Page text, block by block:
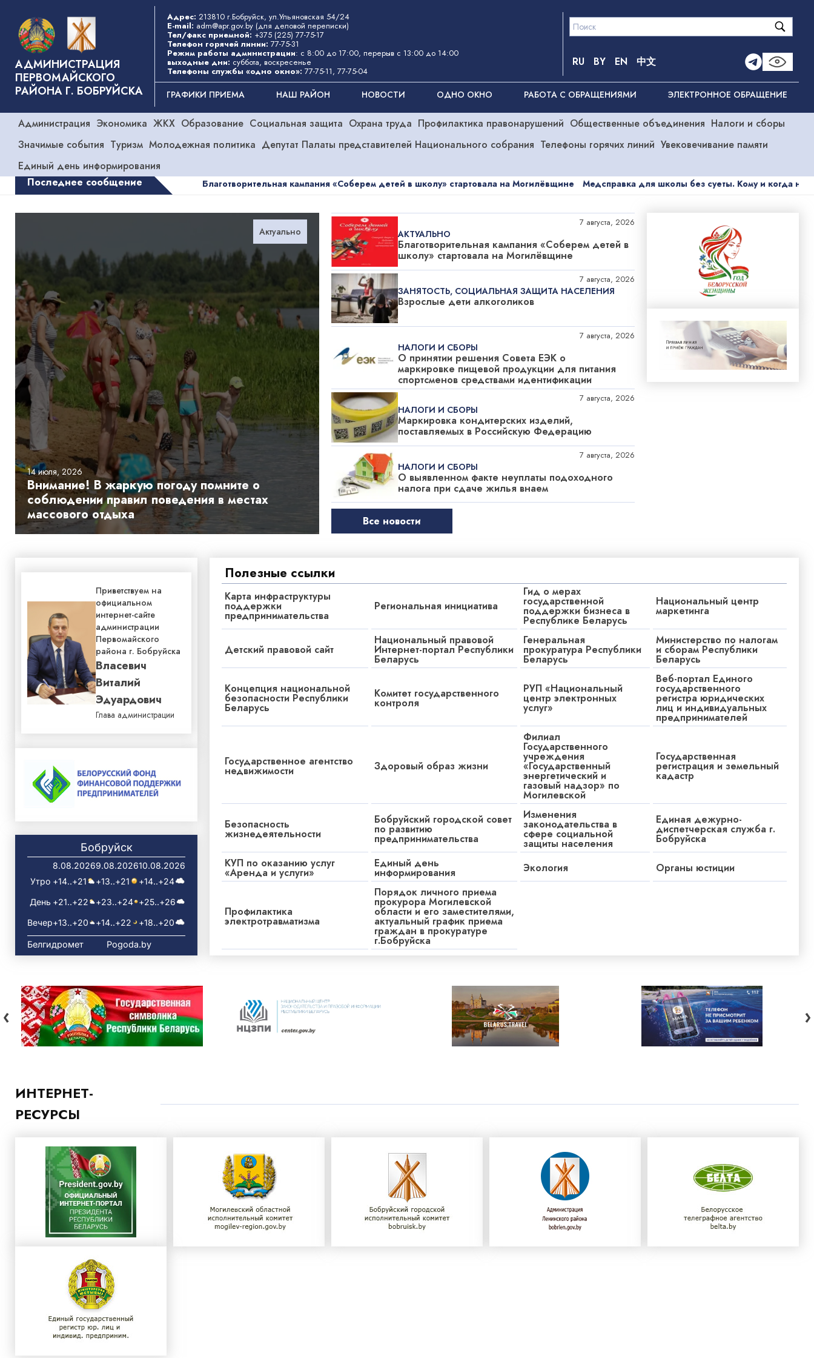
основному
содержанию
АДМИНИСТРАЦИЯ
ПЕРВОМАЙСКОГО
РАЙОНА Г. БОБРУЙСКА
Адрес:213810 г.Бобруйск, ул.Ульяновская 54/24
E-mail: adm@apr.gov.by (для деловой переписки)
Тел/факс приемной: +375 (225) 77-75-17
Телефон горячей линии: 77-75-31
Режим работы администрации: с 8:00 до 17:00, перерыв с 13:00 до 14:00
выходные дни: суббота, воскресенье
Телефоны службы «одно окно»: 77-75-11,77-75-04
RU BY EN 中文
Основная
навигация
ГРАФИКИ ПРИЕМА НАШ РАЙОН НОВОСТИ ОДНО ОКНО РАБОТА С ОБРАЩЕНИЯМИ ЭЛЕКТРОННОЕ ОБРАЩЕНИЕ
Категории
Администрация Экономика ЖКХ Образование Социальная защита Охрана труда Профилактика правонарушений Общественные объединения Налоги и сборы
Значимые события Туризм Молодежная политика Депутат Палаты представителей Национального собрания Телефоны горячих линий Увековечивание памяти
Единый день информирования
Последнее сообщениеБлаготворительная кампания «Соберем детей в школу» стартовала на Могилёвщине Медсправка для школы без суеты. Кому и когда нужно оформить,
Актуально
14 июля, 2026
Внимание! В жаркую погоду помните о
соблюдении правил поведения в местах
массового отдыха
7 августа, 2026
АКТУАЛЬНО
Благотворительная кампания «Соберем детей в
школу» стартовала на Могилёвщине
7 августа, 2026
ЗАНЯТОСТЬ, СОЦИАЛЬНАЯ ЗАЩИТА НАСЕЛЕНИЯ
Взрослые дети алкоголиков
7 августа, 2026
НАЛОГИ И СБОРЫ
О принятии решения Совета ЕЭК о
маркировке пищевой продукции для питания
спортсменов средствами идентификации
7 августа, 2026
НАЛОГИ И СБОРЫ
Маркировка кондитерских изделий,
поставляемых в Российскую Федерацию
7 августа, 2026
НАЛОГИ И СБОРЫ
О выявленном факте неуплаты подоходного
налога при сдаче жилья внаем
Все новости
Приветствуем на
официальном
интернет-сайте
администрации
Первомайского
района г. Бобруйска
Власевич
Виталий
Эдуардович
Глава администрации
Бобруйск
8.08.2026
+14..+21
+21..+22
+13..+20
9.08.2026
+13..+21
+23..+24
+14..+22
10.08.2026
+14..+24
+25..+26
+18..+20
Вечер
День
Утро
Pogoda.by
Белгидромет
Полезные ссылки
Карта инфраструктуры
поддержки
предпринимательства
Региональная инициатива
Гид о мерах
государственной
поддержки бизнеса в
Республике Беларусь
Национальный центр
маркетинга
Детский правовой сайт
Национальный правовой
Интернет-портал Республики
Беларусь
Генеральная
прокуратура Республики
Беларусь
Министерство по налогам
и сборам Республики
Беларусь
Концепция национальной
безопасности Республики
Беларусь
Комитет государственного
контроля
РУП «Национальный
центр электронных
услуг»
Веб-портал Единого
государственного
регистра юридических
лиц и индивидуальных
предпринимателей
Государственное агентство
недвижимости Здоровый образ жизни
Филиал
Государственного
учреждения
«Государственный
энергетический и
газовый надзор» по
Могилевской
Государственная
регистрация и земельный
кадастр
Безопасность
жизнедеятельности
Бобруйский городской совет
по развитию
предпринимательства
Изменения
законодательства в
сфере социальной
защиты населения
Единая дежурно-
диспетчерская служба г.
Бобруйска
КУП по оказанию услуг
«Аренда и услуги»
Единый день
информирования Экология Органы юстиции
Профилактика
электротравматизма
Порядок личного приема
прокурора Могилевской
области и его заместителями,
актуальный график приема
граждан в прокуратуре
г.Бобруйска
‹ ›
ИНТЕРНЕТ-
РЕСУРСЫ